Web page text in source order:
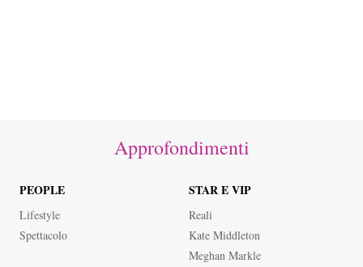
Approfondimenti
PEOPLE
Lifestyle
Spettacolo
STAR E VIP
Reali
Kate Middleton
Meghan Markle